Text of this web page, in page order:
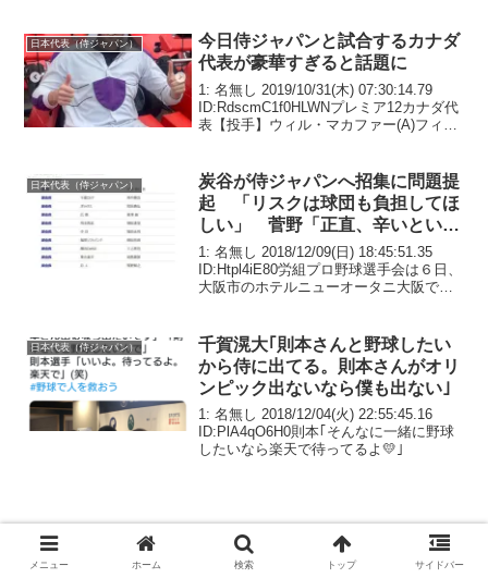
日本代表（侍ジャパン）
今日侍ジャパンと試合するカナダ
代表が豪華すぎると話題に
1: 名無し 2019/10/31(木) 07:30:14.79
ID:RdscmC1f0HLWNプレミア12カナダ代
表【投手】ウィル・マカファー(A)フィリ
日本代表（侍ジャパン）
炭谷が侍ジャパンへ招集に問題提
起 「リスクは球団も負担してほ
しい」 菅野「正直、辛いという
のが個人の意見。」
1: 名無し 2018/12/09(日) 18:45:51.35
ID:Htpl4iE80労組プロ野球選手会は６日、
大阪市のホテルニューオータニ大阪で定
球団側に求めるこ...
日本代表（侍ジャパン）
千賀滉大｢則本さんと野球したい
から侍に出てる。則本さんがオリ
ンピック出ないなら僕も出ない｣
1: 名無し 2018/12/04(火) 22:55:45.16
ID:PlA4qO6H0則本｢そんなに一緒に野球
したいなら楽天で待ってるよ💛｣
阪神・藤浪「抜けた球がない」 山本昌
メニュー ホーム 検索 トップ サイドバー